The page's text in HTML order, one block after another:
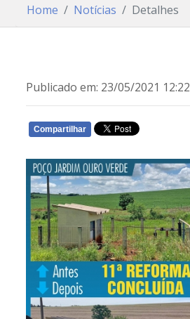
Home Notícias Detalhes
Publicado em: 23/05/2021 12:22
Compartilhar